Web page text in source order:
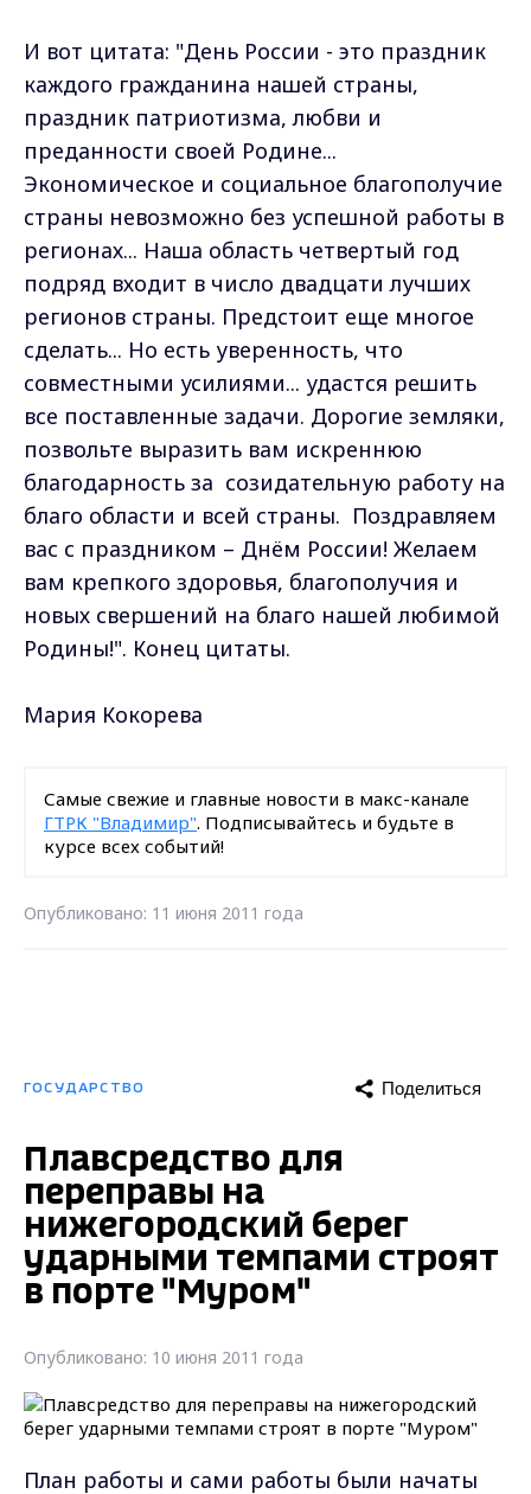
И вот цитата: "День России - это праздник
каждого гражданина нашей страны,
праздник патриотизма, любви и
преданности своей Родине...
Экономическое и социальное благополучие
страны невозможно без успешной работы в
регионах... Наша область четвертый год
подряд входит в число двадцати лучших
регионов страны. Предстоит еще многое
сделать... Но есть уверенность, что
совместными усилиями... удастся решить
все поставленные задачи. Дорогие земляки,
позвольте выразить вам искреннюю
благодарность за созидательную работу на
благо области и всей страны. Поздравляем
вас с праздником – Днём России! Желаем
вам крепкого здоровья, благополучия и
новых свершений на благо нашей любимой
Родины!". Конец цитаты.
Мария Кокорева
Самые свежие и главные новости в макс-канале
ГТРК "Владимир". Подписывайтесь и будьте в
курсе всех событий!
Опубликовано: 11 июня 2011 года
ГОСУДАРСТВО Поделиться
Плавсредство для
переправы на
нижегородский берег
ударными темпами строят
в порте "Муром"
Опубликовано: 10 июня 2011 года
План работы и сами работы были начаты